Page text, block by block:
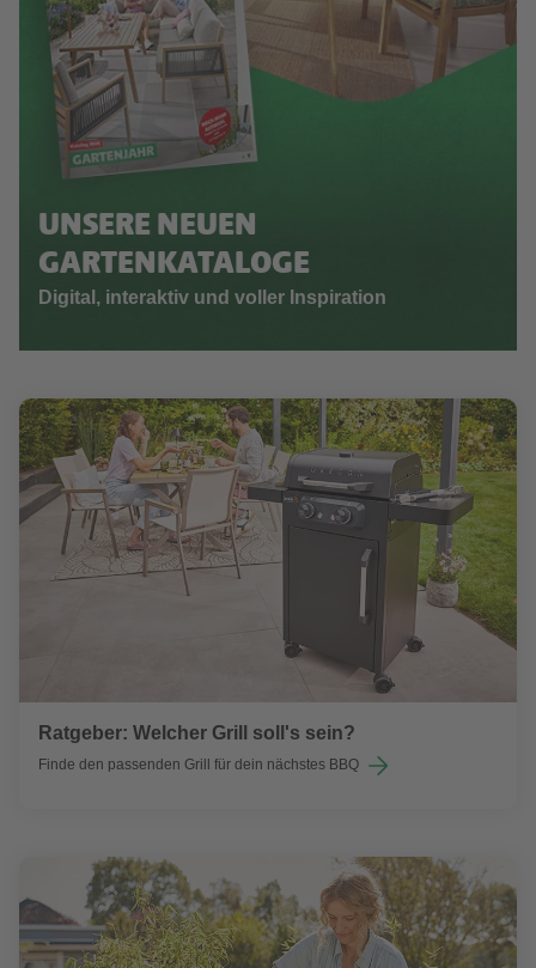
UNSERE NEUEN
GARTENKATALOGE
Digital, interaktiv und voller Inspiration
Ratgeber: Welcher Grill soll's sein?
Finde den passenden Grill für dein nächstes BBQ